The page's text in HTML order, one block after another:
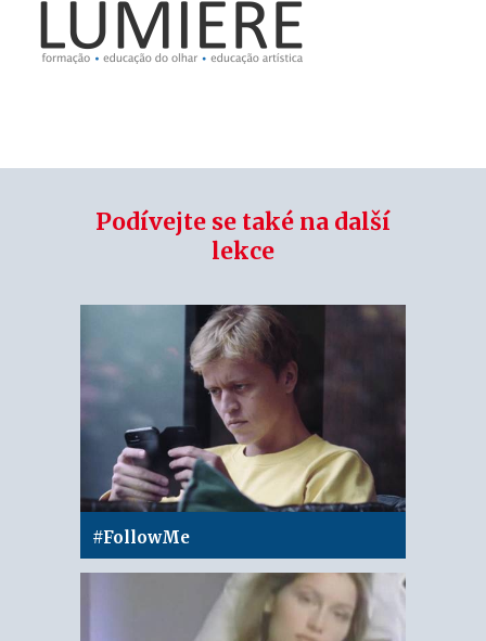
Podívejte se také na další
lekce
#FollowMe